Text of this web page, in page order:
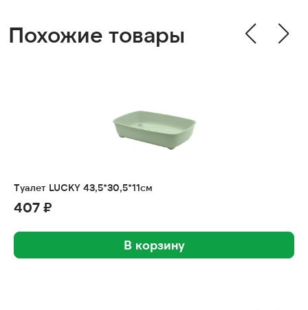
Похожие товары
Туалет LUCKY 43,5*30,5*11см
407 ₽
В корзину